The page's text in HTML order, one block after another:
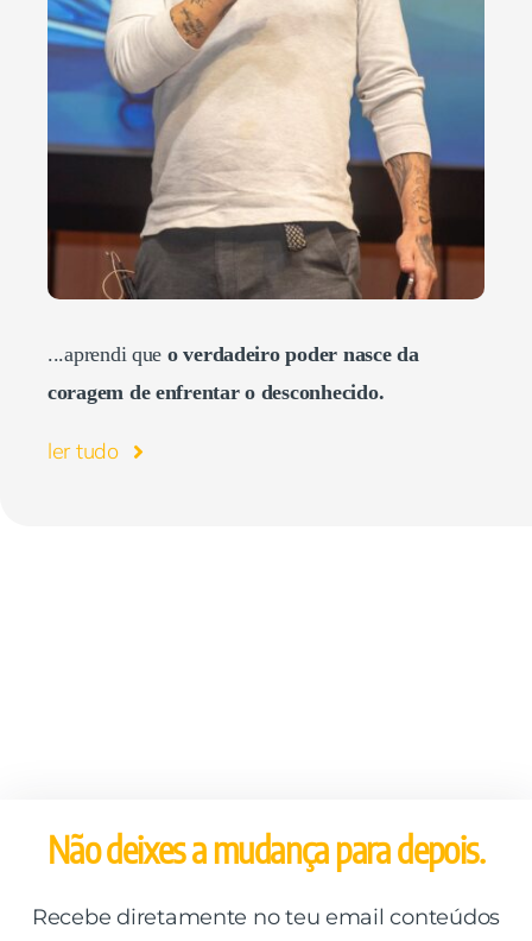
...aprendi que o verdadeiro poder nasce da
coragem de enfrentar o desconhecido.
ler tudo
Não deixes a mudança para depois.
Recebe diretamente no teu email conteúdos